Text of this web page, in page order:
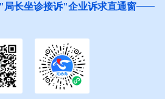
局长坐诊接诉"企业诉求直通窗